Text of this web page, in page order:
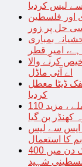
لیس کردیا
اور فلسطین
حل پر زور
بمباری
امیرِ قطر
تشخیص کرنے والا
اے آئی ماڈل
ڈیٹا معطل
کردیا
اسرائیل کی رات بھر بمباری ، میزائل حملے ، مزید 110
بن گیا
ایس سے لیس
کا استعمال
غزہ پر اسرائیل کی وحشیانہ بمباری؛ ایک دن میں 400
شہید